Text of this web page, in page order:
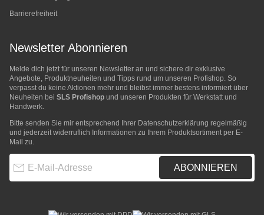
Barrierefreiheit
Newsletter Abonnieren
Melde dich jetzt für unseren Newsletter an und sichere dir exklusive
Angebote, Produktneuheiten und Tipps rund um unseren Profishop. So
verpasst du keine Aktionen mehr und bleibst immer bestens informiert über
Neuheiten bei SLS Profishop und unseren Produkten für Werkstatt und
Handwerk.
Bitte senden Sie mir entsprechend Ihrer Datenschutzerklärung regelmäßig
und jederzeit widerruflich Informationen zu Ihrem Produktsortiment per E-
Mail zu.
ABONNIEREN